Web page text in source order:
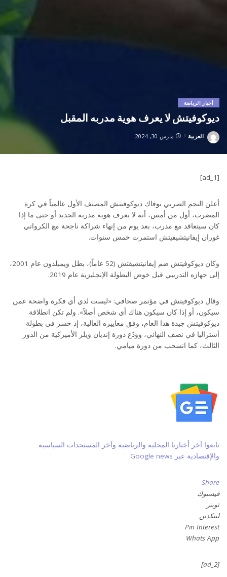
أخبار الرياضة
ديوكوفيتش لا يعرف هوية مدربه المقبل
Posted
العربية مارس 30, 2024
[ad_1]
أعلن النجم الصربي نوفاك ديوكوفيتش المصنف الأول عالمياً في كرة
المضرب، أول من أمس، أنه لا يعرف هوية مدربه الجديد أو حتى ما إذا
كان سيتعاقد مع مدرب، بعد يوم من إنهاء شراكة ناجحة مع الكرواتي
غوران إيفانيتشيفيتش استمرت خمس سنوات.
وكان ديوكوفيتش ضم إيفانيتشيفتش (52 عاماً)، بطل ويمبلدون عام 2001،
إلى جهازه التدريبي قبل خوض البطولة الإنجليزية عام 2019.
وقال ديوكوفيتش في مؤتمر صحافي: «ليست لدي أي فكرة واضحة عمن
سيكون، أو إذا كان سيكون هناك أي شخص أصلاً». ولم تكن انطلاقة
ديوكوفيتش جيدة هذا العام، وفق معاييره العالية، إذ خسر في بطولة
أستراليا في نصف النهائي، وودّع دورة إنديان ويلز الأميركية من الدور
الثالث، كما انسحب من دورة ميامي.
تابعوا آخر أخبارنا المحلية والرياضية وآخر المستجدات السياسية
والإقتصادية عبر Google news
Share
فيسبوك
تويتر
لينكدين
Pin Interest
Whats App
[ad_2]